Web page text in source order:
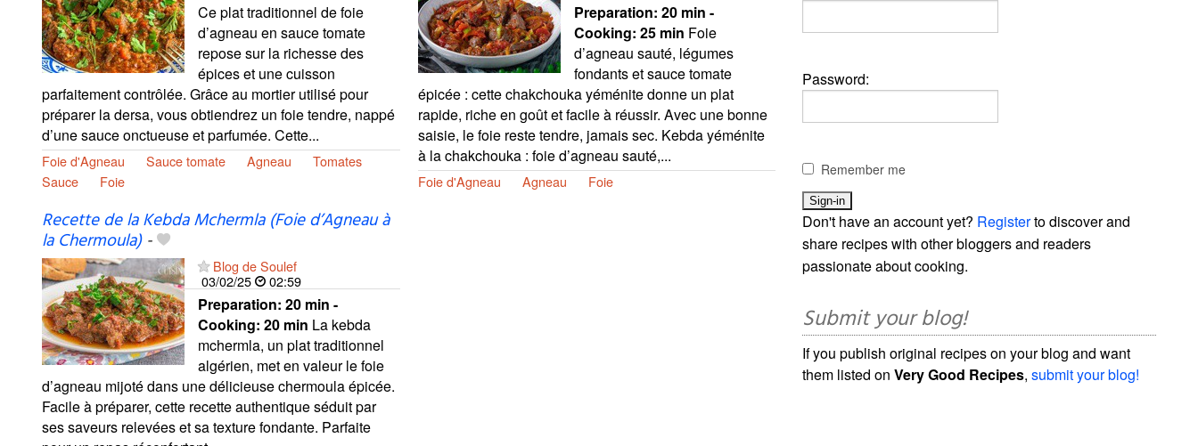
Ce plat traditionnel de foie
d’agneau en sauce tomate
repose sur la richesse des
épices et une cuisson
parfaitement contrôlée. Grâce au mortier utilisé pour
préparer la dersa, vous obtiendrez un foie tendre, nappé
d’une sauce onctueuse et parfumée. Cette...
Foie d'Agneau Sauce tomate Agneau
Tomates
Sauce
Foie
Preparation: 20 min -
Cooking: 25 min Foie
d’agneau sauté, légumes
fondants et sauce tomate
épicée : cette chakchouka yéménite donne un plat
rapide, riche en goût et facile à réussir. Avec une bonne
saisie, le foie reste tendre, jamais sec. Kebda yéménite
à la chakchouka : foie d’agneau sauté,...
Foie d'Agneau Agneau Foie
Recette de la Kebda Mchermla (Foie d’Agneau à
la Chermoula)-
Blog de Soulef
03/02/25
02:59
Preparation: 20 min -
Cooking: 20 min La kebda
mchermla, un plat traditionnel
algérien, met en valeur le foie
d’agneau mijoté dans une délicieuse chermoula épicée.
Facile à préparer, cette recette authentique séduit par
ses saveurs relevées et sa texture fondante. Parfaite
Password:
Remember me
Don't have an account yet? Registerto discover and
share recipes with other bloggers and readers
passionate about cooking.
Submit your blog!
If you publish original recipes on your blog and want
them listed onVery Good Recipes,submit your blog!